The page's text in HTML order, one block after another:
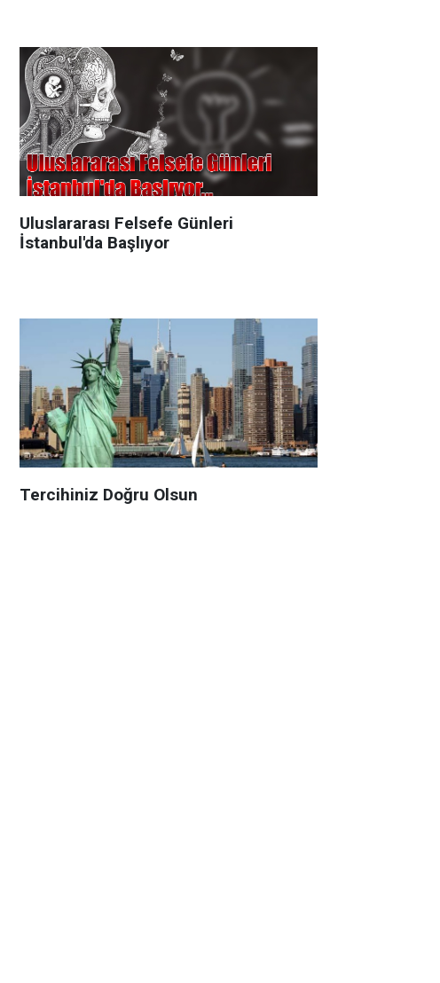
Uluslararası Felsefe Günleri
İstanbul'da Başlıyor
Tercihiniz Doğru Olsun